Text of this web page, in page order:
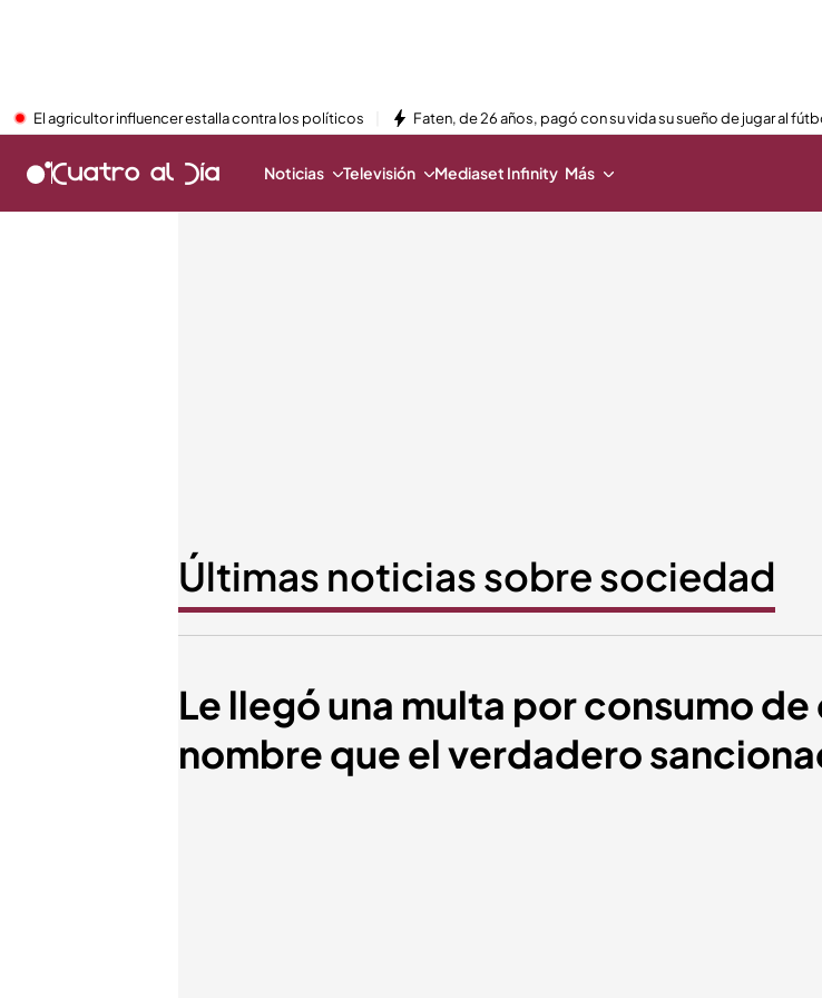
El agricultor influencer estalla contra los políticos Faten, de 26 años, pagó con su vida su sueño de jugar al
Noticias Televisión Mediaset Infinity Más
Últimas noticias sobre sociedad
Le llegó una multa por consumo
nombre que el verdadero